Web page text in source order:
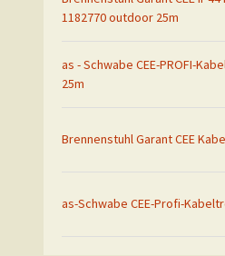
1182770 outdoor 25m
as - Schwabe CEE-PROFI-
25m
Brennenstuhl Garant CEE
as-Schwabe CEE-Profi-